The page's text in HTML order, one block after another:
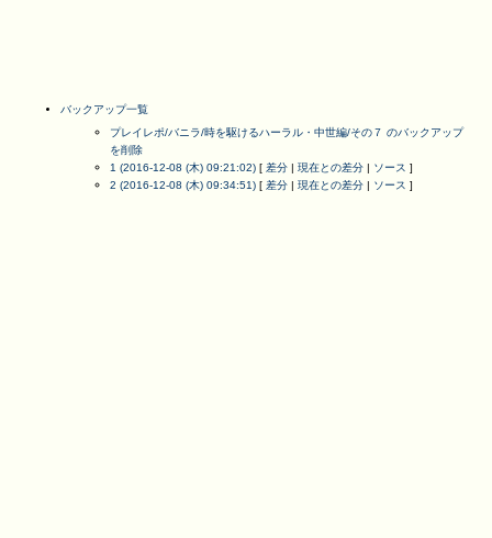
バックアップ一覧
プレイレポ/バニラ/時を駆けるハーラル・中世編/その７ のバックアップ
を削除
1 (2016-12-08 (木) 09:21:02) [ 差分 | 現在との差分 | ソース ]
2 (2016-12-08 (木) 09:34:51) [ 差分 | 現在との差分 | ソース ]